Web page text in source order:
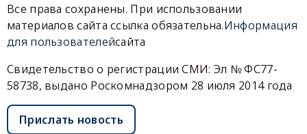
Все права сохранены. При использовании
материалов сайта ссылка обязательна.Информация
для пользователейсайта
Свидетельство о регистрации СМИ: Эл № ФС77-
58738, выдано Роскомнадзором 28 июля 2014 года
Прислать новость